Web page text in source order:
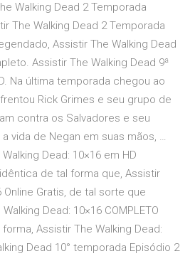
Walking Dead 2 Temporada
The Walking Dead 2 Temporada
Assistir The Walking Dead
Assistir The Walking Dead 9ª
Na última temporada chegou ao
Rick Grimes e seu grupo de
contra os Salvadores e seu
vida de Negan em suas mãos, …
Dead: 10×16 em HD
de tal forma que, Assistir
Online Gratis, de tal sorte que
Dead: 10×16 COMPLETO
Assistir The Walking Dead:
Dead 10° temporada Episódio 2